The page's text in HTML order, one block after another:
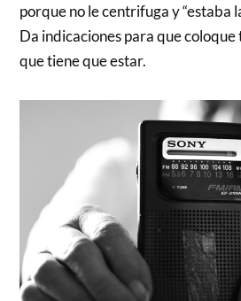
porque no le centrifuga y “estaba
Da indicaciones para que coloque
que tiene que estar.